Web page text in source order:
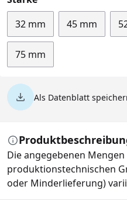
32 mm
45 mm
75 mm
Als Datenblatt
Die angegebenen
produktionstechnischen
oder Minderlieferung)